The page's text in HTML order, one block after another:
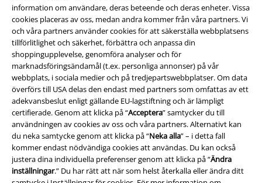
information om användare, deras beteende och deras enheter. Vissa
cookies placeras av oss, medan andra kommer från våra partners. Vi
och våra partners använder cookies för att säkerställa webbplatsens
tillförlitlighet och säkerhet, förbättra och anpassa din
shoppingupplevelse, genomföra analyser och för
marknadsföringsändamål (t.ex. personliga annonser) på vår
webbplats, i sociala medier och på tredjepartswebbplatser. Om data
överförs till USA delas den endast med partners som omfattas av ett
adekvansbeslut enligt gällande EU-lagstiftning och är lämpligt
certifierade. Genom att klicka på “Acceptera” samtycker du till
användningen av cookies av oss och våra partners. Alternativt kan
du neka samtycke genom att klicka på “Neka alla” – i detta fall
kommer endast nödvändiga cookies att användas. Du kan också
justera dina individuella preferenser genom att klicka på “Ändra
inställningar.” Du har rätt att när som helst återkalla eller ändra ditt
Villkor
Om oss
Ladda ner villkoren
Avfallshantering och miljöskydd
Försäkran om överensstämmelse
Information om tillgänglighet
Inställningar för cookies